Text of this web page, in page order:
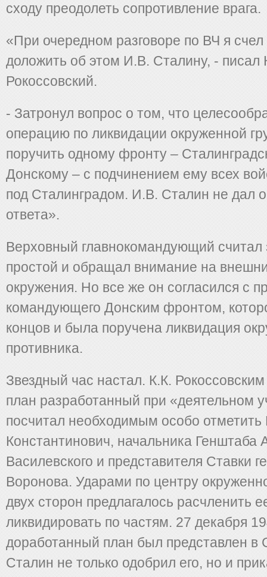
сходу преодолеть сопротивление врага.
«При очередном разговоре по ВЧ я
доложить об этом И.В. Сталину, - писал
Рокоссовский.
- Затронул вопрос о том, что
операцию по ликвидации окруженной
поручить одному фронту –
Донскому – с подчинением ему всех
под Сталинградом. И.В. Сталин не дал
ответа».
Верховный главнокомандующий считал
простой и обращал внимание на
окружения. Но все же он согласился с
командующего Донским фронтом,
концов и была поручена ликвидация
противника.
Звездный час настал. К.К.
план разработанный при «деятельном
посчитал необходимым особо отметить
Константинович, начальника Генштаба
Василевского и представителя Ставки
Воронова. Ударами по центру
двух сторон предлагалось расчленить
ликвидировать по частям. 27 декабря
доработанный план был представлен в
Сталин не только одобрил его, но и